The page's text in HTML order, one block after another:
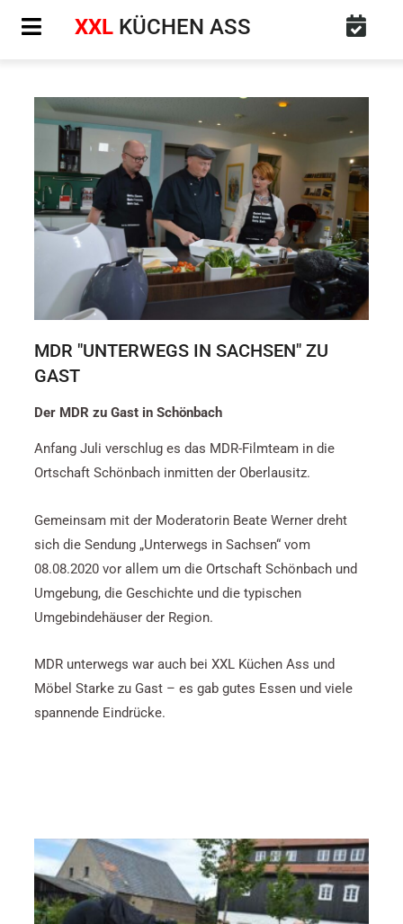
Inhalt
XXL KÜCHEN ASS
MDR "UNTERWEGS IN SACHSEN" ZU
GAST
Der MDR zu Gast in Schönbach
Anfang Juli verschlug es das MDR-Filmteam in die
Ortschaft Schönbach inmitten der Oberlausitz.
Gemeinsam mit der Moderatorin Beate Werner dreht
sich die Sendung „Unterwegs in Sachsen“ vom
08.08.2020 vor allem um die Ortschaft Schönbach und
Umgebung, die Geschichte und die typischen
Umgebindehäuser der Region.
MDR unterwegs war auch bei XXL Küchen Ass und
Möbel Starke zu Gast – es gab gutes Essen und viele
spannende Eindrücke.